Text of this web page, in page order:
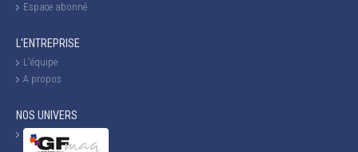
Espace abonné
L'ENTREPRISE
L'équipe
A propos
NOS UNIVERS